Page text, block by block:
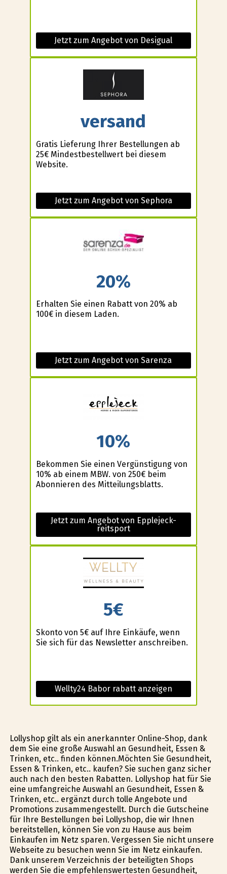
Jetzt zum Angebot von Desigual
versand
Gratis Lieferung Ihrer Bestellungen ab
25€ Mindestbestellwert bei diesem
Website.
Jetzt zum Angebot von Sephora
20%
Erhalten Sie einen Rabatt von 20% ab
100€ in diesem Laden.
Jetzt zum Angebot von Sarenza
10%
Bekommen Sie einen Vergünstigung von
10% ab einem MBW. von 250€ beim
Abonnieren des Mitteilungsblatts.
Jetzt zum Angebot von Epplejeck-
reitsport
5€
Skonto von 5€ auf Ihre Einkäufe, wenn
Sie sich für das Newsletter anschreiben.
Wellty24 Babor rabatt anzeigen
Lollyshop gilt als ein anerkannter Online-Shop, dank
dem Sie eine große Auswahl an Gesundheit, Essen &
Trinken, etc.. finden können.Möchten Sie Gesundheit,
Essen & Trinken, etc.. kaufen? Sie suchen ganz sicher
auch nach den besten Rabatten. Lollyshop hat für Sie
eine umfangreiche Auswahl an Gesundheit, Essen &
Trinken, etc.. ergänzt durch tolle Angebote und
Promotions zusammengestellt. Durch die Gutscheine
für Ihre Bestellungen bei Lollyshop, die wir Ihnen
bereitstellen, können Sie von zu Hause aus beim
Einkaufen im Netz sparen. Vergessen Sie nicht unsere
Webseite zu besuchen wenn Sie im Netz einkaufen.
Dank unserem Verzeichnis der beteiligten Shops
werden Sie die empfehlenswertesten Gesundheit,